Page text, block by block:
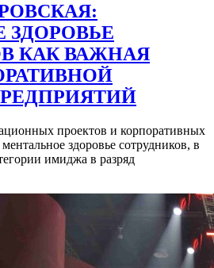
ЗДОРОВЬЕ
КАК ВАЖНАЯ
проектов и корпоративных
здоровье сотрудников, в
имиджа в разряд